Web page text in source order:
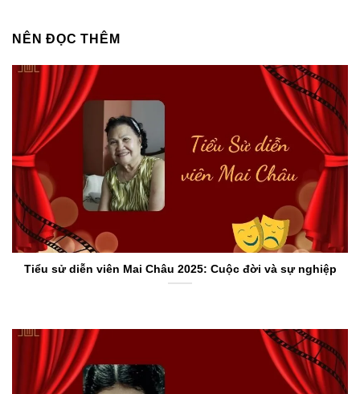
NÊN ĐỌC THÊM
Tiểu sử diễn viên Mai Châu 2025: Cuộc đời và sự nghiệp